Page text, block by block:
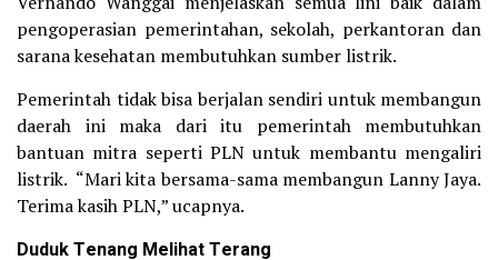
pengoperasian pemerintahan, sekolah, perkantoran dan
sarana kesehatan membutuhkan sumber listrik.
Pemerintah tidak bisa berjalan sendiri untuk membangun
daerah ini maka dari itu pemerintah membutuhkan
bantuan mitra seperti PLN untuk membantu mengaliri
listrik. “Mari kita bersama-sama membangun Lanny Jaya.
Terima kasih PLN,” ucapnya.
Duduk Tenang Melihat Terang